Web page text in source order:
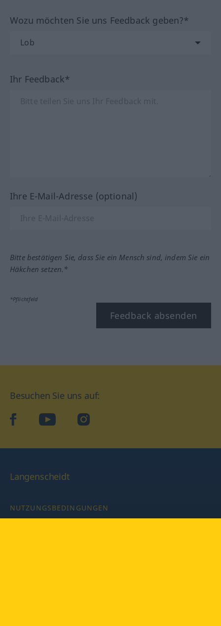
Wozu möchten Sie uns Feedback geben?*
Ihr Feedback*
Ihre E-Mail-Adresse (optional)
Bitte bestätigen Sie, dass Sie ein Mensch sind, indem Sie ein
Häkchen setzen.*
*Pflichtfeld
Feedback absenden
Besuchen Sie uns auf:
facebookYouTube Instagram
Langenscheidt
NUTZUNGSBEDINGUNGEN